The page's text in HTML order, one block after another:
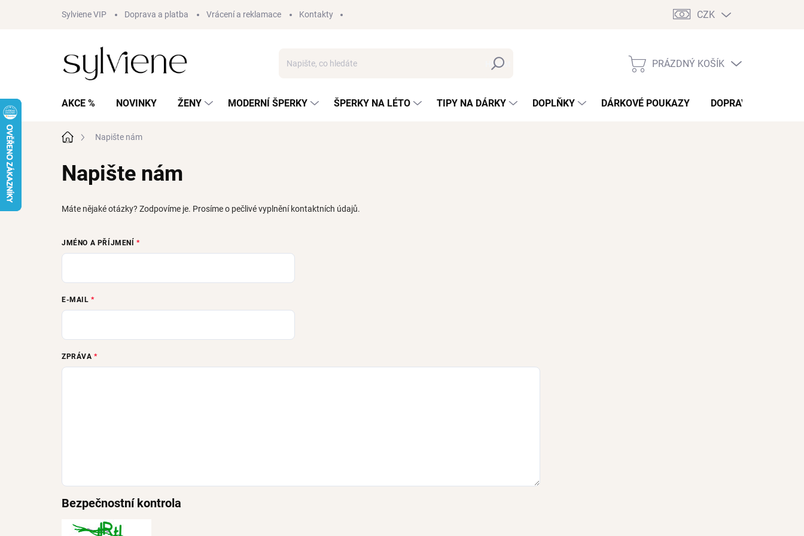
Sylviene VIP Doprava a platba Vrácení a reklamace Kontakty CZK
Hledat
NÁKUPNÍ
PRÁZDNÝ KOŠÍK
AKCE % NOVINKY ŽENY MODERNÍ ŠPERKY ŠPERKY NA LÉTO TIPY NA DÁRKY DOPLŇKY DÁRKOVÉ POUKAZY DOPRAVA A PLATBA
Domů Napište nám
Napište nám
Máte nějaké otázky? Zodpovíme je. Prosíme o pečlivé vyplnění kontaktních údajů.
JMÉNO A PŘÍJMENÍ
E-MAIL
ZPRÁVA
Bezpečnostní kontrola